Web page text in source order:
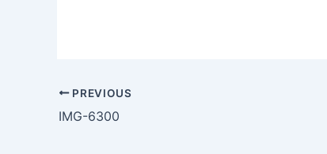
PREVIOUS
IMG-6300